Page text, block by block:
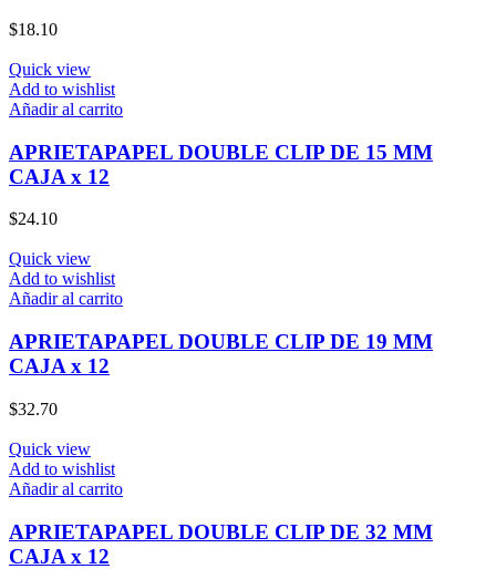
$18.10
Quick view
Add to wishlist
Añadir al carrito
APRIETAPAPEL DOUBLE CLIP DE 15 MM
CAJA x 12
$24.10
Quick view
Add to wishlist
Añadir al carrito
APRIETAPAPEL DOUBLE CLIP DE 19 MM
CAJA x 12
$32.70
Quick view
Add to wishlist
Añadir al carrito
APRIETAPAPEL DOUBLE CLIP DE 32 MM
CAJA x 12